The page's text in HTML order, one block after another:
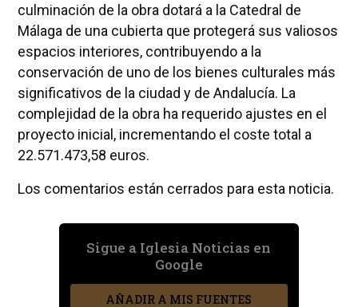
culminación de la obra dotará a la Catedral de
Málaga de una cubierta que protegerá sus valiosos
espacios interiores, contribuyendo a la
conservación de uno de los bienes culturales más
significativos de la ciudad y de Andalucía. La
complejidad de la obra ha requerido ajustes en el
proyecto inicial, incrementando el coste total a
22.571.473,58 euros.
Los comentarios están cerrados para esta noticia.
Sigue a Iglesia Noticias en
Google
AÑADIR A MIS FUENTES